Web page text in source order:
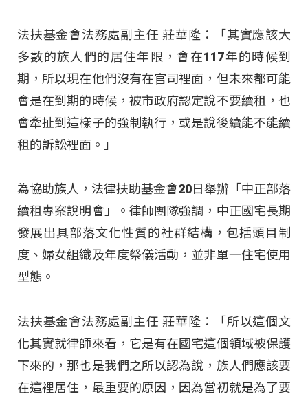
法扶基金會法務處副主任 莊華隆：「其實應該大
多數的族人們的居住年限，會在117年的時候到
期，所以現在他們沒有在官司裡面，但未來都可能
會是在到期的時候，被市政府認定說不要續租，也
會牽扯到這樣子的強制執行，或是說後續能不能續
租的訴訟裡面。」
為協助族人，法律扶助基金會20日舉辦「中正部落
續租專案說明會」。律師團隊強調，中正國宅長期
發展出具部落文化性質的社群結構，包括頭目制
度、婦女組織及年度祭儀活動，並非單一住宅使用
型態。
法扶基金會法務處副主任 莊華隆：「所以這個文
化其實就律師來看，它是有在國宅這個領域被保護
下來的，那也是我們之所以認為說，族人們應該要
在這裡居住，最重要的原因，因為當初就是為了要